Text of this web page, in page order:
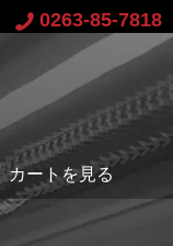
0263-85-7818
カートを見る